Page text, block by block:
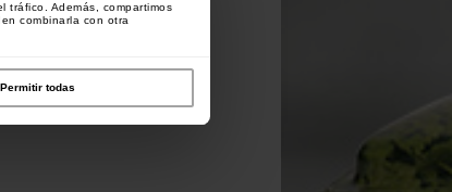
tráfico. Además, compartimos
combinarla con otra
Permitir todas